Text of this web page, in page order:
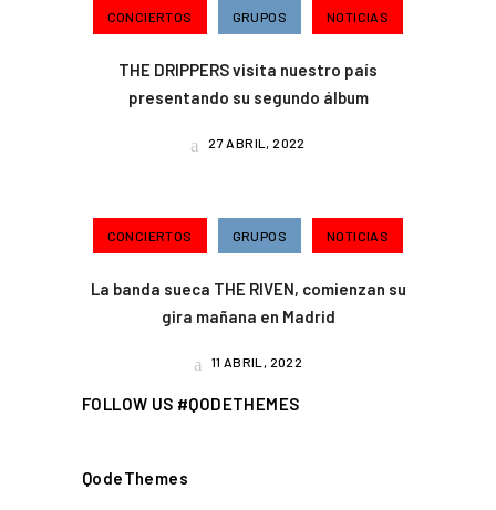
CONCIERTOS GRUPOS NOTICIAS
THE DRIPPERS visita nuestro país
presentando su segundo álbum
27 ABRIL, 2022
CONCIERTOS GRUPOS NOTICIAS
La banda sueca THE RIVEN, comienzan su
gira mañana en Madrid
11 ABRIL, 2022
FOLLOW US #QODETHEMES
QodeThemes